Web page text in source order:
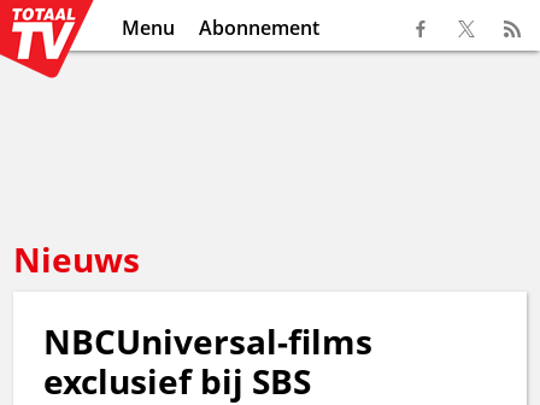
Menu Abonnement
Nieuws
NBCUniversal-films
exclusief bij SBS